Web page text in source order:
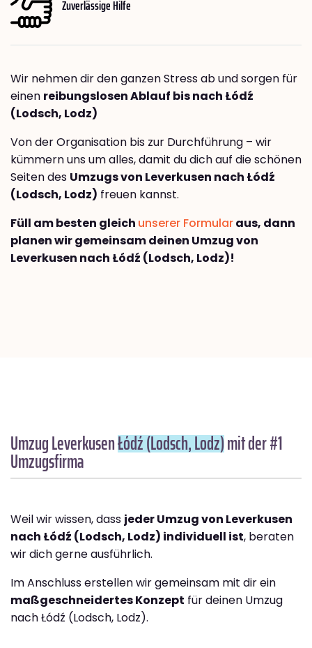
Zuverlässige Hilfe
Wir nehmen dir den ganzen Stress ab und sorgen für
einen reibungslosen Ablauf bis nach Łódź
(Lodsch, Lodz)
Von der Organisation bis zur Durchführung – wir
kümmern uns um alles, damit du dich auf die schönen
Seiten des Umzugs von Leverkusen nach Łódź
(Lodsch, Lodz) freuen kannst.
Füll am besten gleich unserer Formularaus, dann
planen wir gemeinsam deinen Umzug von
Leverkusen nach Łódź (Lodsch, Lodz)!
Umzug LeverkusenŁódź (Lodsch, Lodz)mit der #1
Umzugsfirma
Weil wir wissen, dass jeder Umzug von Leverkusen
nach Łódź (Lodsch, Lodz) individuell ist, beraten
wir dich gerne ausführlich.
Im Anschluss erstellen wir gemeinsam mit dir ein
maßgeschneidertes Konzept für deinen Umzug
nach Łódź (Lodsch, Lodz).